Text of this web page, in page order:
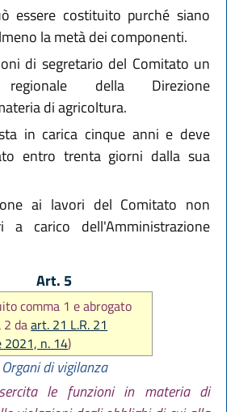
essere costituito purché siano
la metà dei componenti.
di segretario del Comitato un
regionale della Direzione
di agricoltura.
in carica cinque anni e deve
entro trenta giorni dalla sua
ai lavori del Comitato non
a carico dell'Amministrazione
Art. 5
comma 1 e abrogato
2 daart. 21 L.R. 21
2021, n. 14)
Organi di vigilanza
le funzioni in materia di